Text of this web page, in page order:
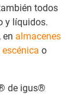
todos
y líquidos.
, en almacenes
o
de igus®